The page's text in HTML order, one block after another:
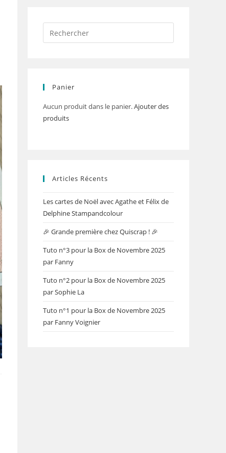
Panier
Aucun produit dans le panier.Ajouter des
produits
Articles Récents
Les cartes de Noël avec Agathe et Félix de
Delphine Stampandcolour
🎉 Grande première chez Quiscrap ! 🎉
Tuto n°3 pour la Box de Novembre 2025
par Fanny
Tuto n°2 pour la Box de Novembre 2025
par Sophie La
Tuto n°1 pour la Box de Novembre 2025
par Fanny Voignier